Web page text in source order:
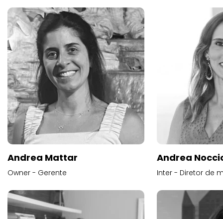
Andrea Mattar
Owner - Gerente
Andrea
Inter - Diretor de